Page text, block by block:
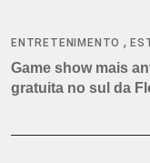
ENTRETENIMENTO ,
Game show mais
gratuita no sul da